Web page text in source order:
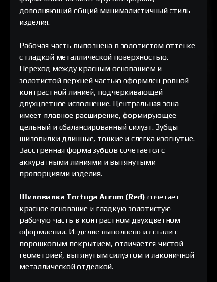
дополняющий общий минималистичный стиль
изделия.
Рабочая часть выполнена в золотистом оттенке
с гладкой металлической поверхностью.
Переход между красным основанием и
золотистой верхней частью оформлен ровной
контрастной линией, подчеркивающей
двухцветное исполнение. Центральная зона
имеет плавное расширение, формирующее
цельный и сбалансированный силуэт. Зубцы
шиловилки длинные, тонкие и слегка изогнутые.
Заостренная форма зубцов сочетается с
аккуратными линиями и вытянутыми
пропорциями изделия.
Шиловилка Tortuga Aurum (Red) сочетает
красное основание и гладкую золотистую
рабочую часть в контрастном двухцветном
оформлении. Изделие выполнено из стали с
порошковым покрытием, отличается чистой
геометрией, вытянутым силуэтом и лаконичной
металлической отделкой.